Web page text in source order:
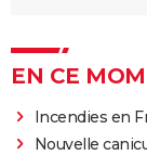
EN CE
Incendies en
Nouvelle